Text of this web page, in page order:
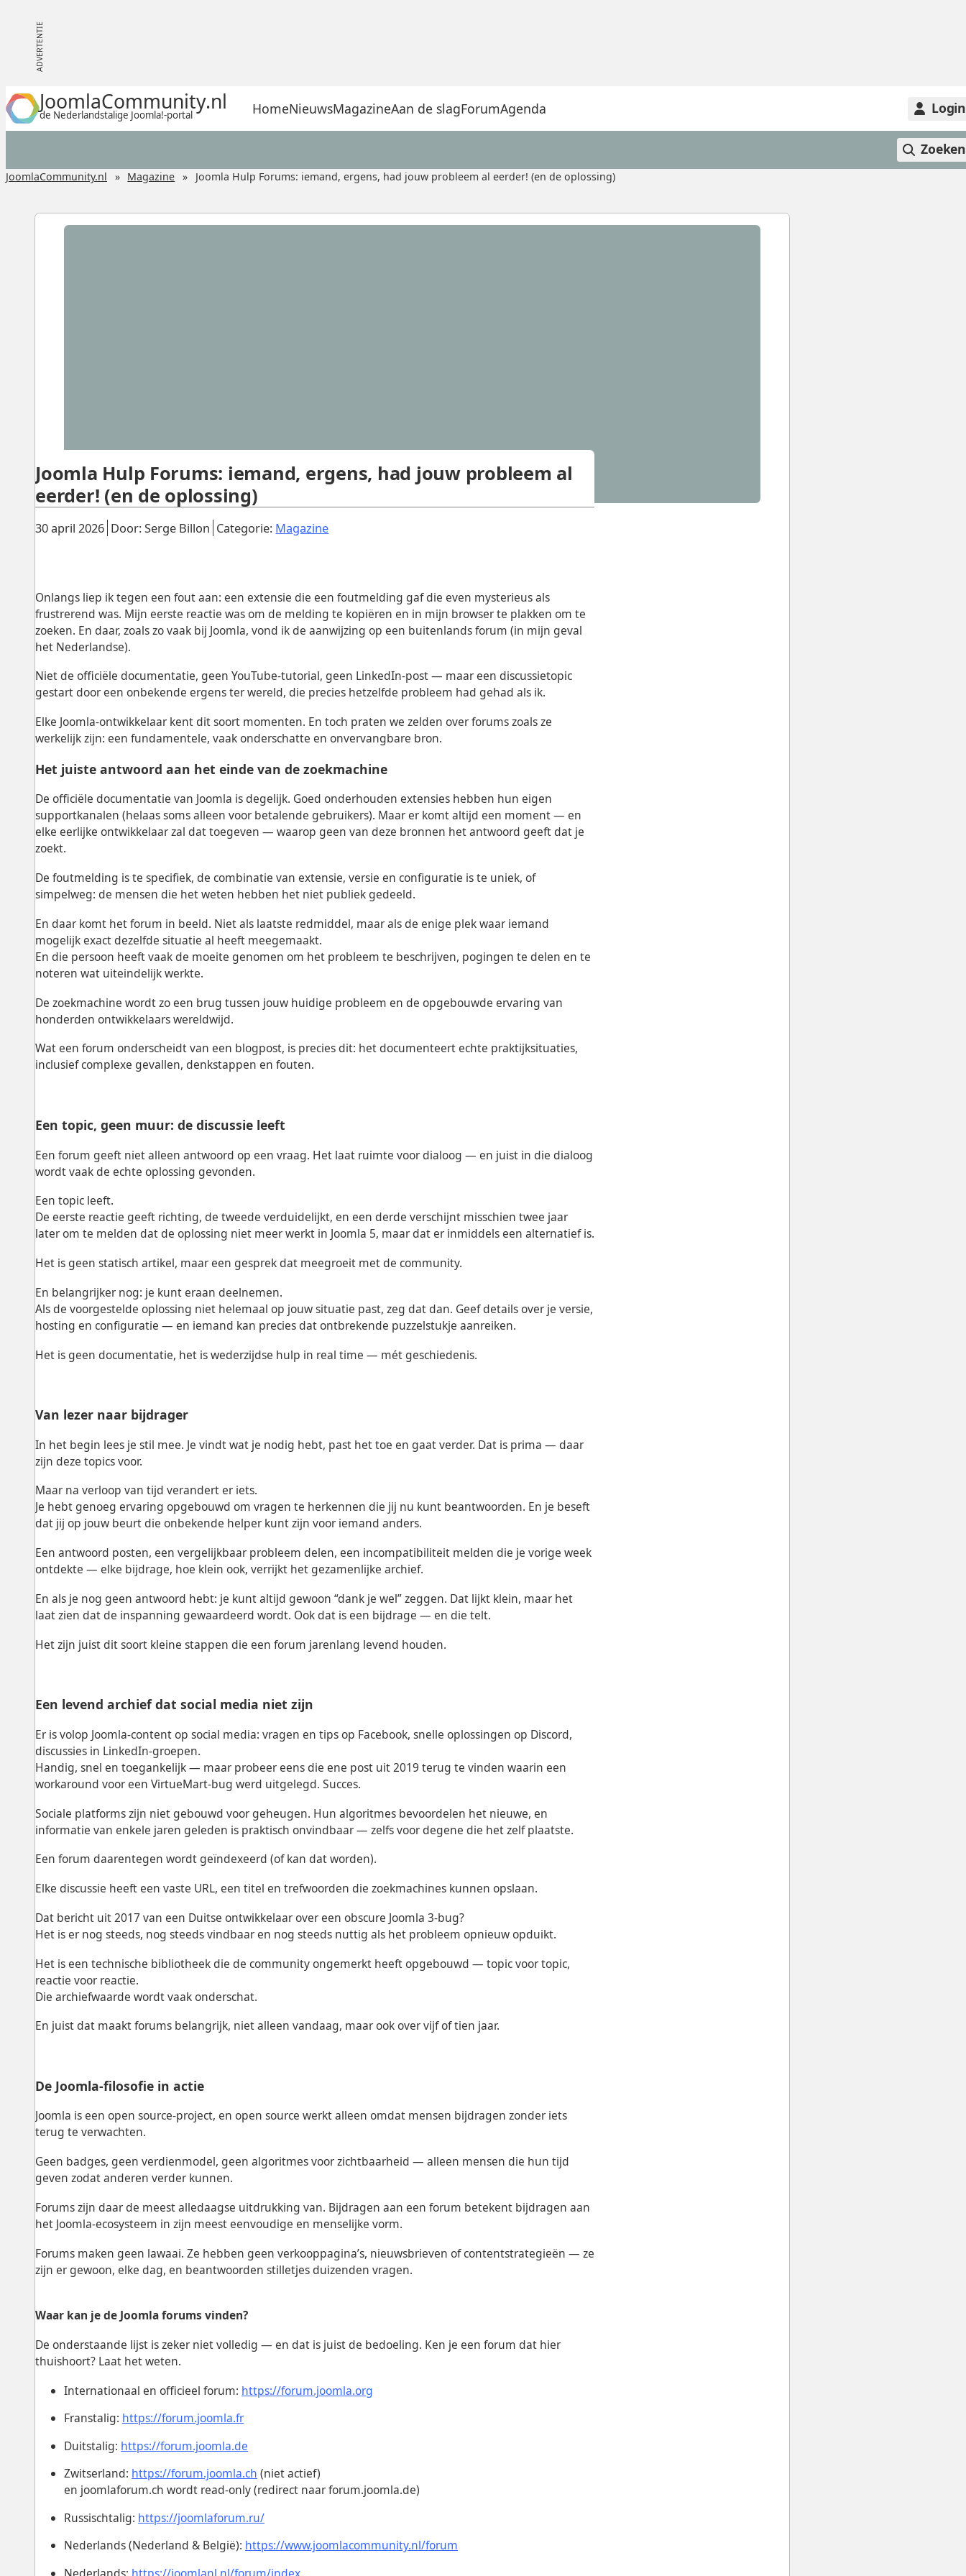
JoomlaCommunity.nl
de Nederlandstalige Joomla!-portal HomeNieuwsMagazineAan de slagForumAgenda Login
Zoeken
JoomlaCommunity.nl Magazine Joomla Hulp Forums: iemand, ergens, had jouw probleem al eerder! (en de oplossing)
Gepubliceerd:
30 april 2026. Door: Serge Billon Categorie: Magazine.
Joomla Hulp Forums: iemand, ergens, had jouw probleem al
eerder! (en de oplossing)
Onlangs liep ik tegen een fout aan: een extensie die een foutmelding gaf die even mysterieus als
frustrerend was. Mijn eerste reactie was om de melding te kopiëren en in mijn browser te plakken om te
zoeken. En daar, zoals zo vaak bij Joomla, vond ik de aanwijzing op een buitenlands forum (in mijn geval
het Nederlandse).
Niet de officiële documentatie, geen YouTube-tutorial, geen LinkedIn-post — maar een discussietopic
gestart door een onbekende ergens ter wereld, die precies hetzelfde probleem had gehad als ik.
Elke Joomla-ontwikkelaar kent dit soort momenten. En toch praten we zelden over forums zoals ze
werkelijk zijn: een fundamentele, vaak onderschatte en onvervangbare bron.
Het juiste antwoord aan het einde van de zoekmachine
De officiële documentatie van Joomla is degelijk. Goed onderhouden extensies hebben hun eigen
supportkanalen (helaas soms alleen voor betalende gebruikers). Maar er komt altijd een moment — en
elke eerlijke ontwikkelaar zal dat toegeven — waarop geen van deze bronnen het antwoord geeft dat je
zoekt.
De foutmelding is te specifiek, de combinatie van extensie, versie en configuratie is te uniek, of
simpelweg: de mensen die het weten hebben het niet publiek gedeeld.
En daar komt het forum in beeld. Niet als laatste redmiddel, maar als de enige plek waar iemand
mogelijk exact dezelfde situatie al heeft meegemaakt.
En die persoon heeft vaak de moeite genomen om het probleem te beschrijven, pogingen te delen en te
noteren wat uiteindelijk werkte.
De zoekmachine wordt zo een brug tussen jouw huidige probleem en de opgebouwde ervaring van
honderden ontwikkelaars wereldwijd.
Wat een forum onderscheidt van een blogpost, is precies dit: het documenteert echte praktijksituaties,
inclusief complexe gevallen, denkstappen en fouten.
Een topic, geen muur: de discussie leeft
Een forum geeft niet alleen antwoord op een vraag. Het laat ruimte voor dialoog — en juist in die dialoog
wordt vaak de echte oplossing gevonden.
Een topic leeft.
De eerste reactie geeft richting, de tweede verduidelijkt, en een derde verschijnt misschien twee jaar
later om te melden dat de oplossing niet meer werkt in Joomla 5, maar dat er inmiddels een alternatief is.
Het is geen statisch artikel, maar een gesprek dat meegroeit met de community.
En belangrijker nog: je kunt eraan deelnemen.
Als de voorgestelde oplossing niet helemaal op jouw situatie past, zeg dat dan. Geef details over je versie,
hosting en configuratie — en iemand kan precies dat ontbrekende puzzelstukje aanreiken.
Het is geen documentatie, het is wederzijdse hulp in real time — mét geschiedenis.
Van lezer naar bijdrager
In het begin lees je stil mee. Je vindt wat je nodig hebt, past het toe en gaat verder. Dat is prima — daar
zijn deze topics voor.
Maar na verloop van tijd verandert er iets.
Je hebt genoeg ervaring opgebouwd om vragen te herkennen die jij nu kunt beantwoorden. En je beseft
dat jij op jouw beurt die onbekende helper kunt zijn voor iemand anders.
Een antwoord posten, een vergelijkbaar probleem delen, een incompatibiliteit melden die je vorige week
ontdekte — elke bijdrage, hoe klein ook, verrijkt het gezamenlijke archief.
En als je nog geen antwoord hebt: je kunt altijd gewoon “dank je wel” zeggen. Dat lijkt klein, maar het
laat zien dat de inspanning gewaardeerd wordt. Ook dat is een bijdrage — en die telt.
Het zijn juist dit soort kleine stappen die een forum jarenlang levend houden.
Een levend archief dat social media niet zijn
Er is volop Joomla-content op social media: vragen en tips op Facebook, snelle oplossingen op Discord,
discussies in LinkedIn-groepen.
Handig, snel en toegankelijk — maar probeer eens die ene post uit 2019 terug te vinden waarin een
workaround voor een VirtueMart-bug werd uitgelegd. Succes.
Sociale platforms zijn niet gebouwd voor geheugen. Hun algoritmes bevoordelen het nieuwe, en
informatie van enkele jaren geleden is praktisch onvindbaar — zelfs voor degene die het zelf plaatste.
Een forum daarentegen wordt geïndexeerd (of kan dat worden).
Elke discussie heeft een vaste URL, een titel en trefwoorden die zoekmachines kunnen opslaan.
Dat bericht uit 2017 van een Duitse ontwikkelaar over een obscure Joomla 3-bug?
Het is er nog steeds, nog steeds vindbaar en nog steeds nuttig als het probleem opnieuw opduikt.
Het is een technische bibliotheek die de community ongemerkt heeft opgebouwd — topic voor topic,
reactie voor reactie.
Die archiefwaarde wordt vaak onderschat.
En juist dat maakt forums belangrijk, niet alleen vandaag, maar ook over vijf of tien jaar.
De Joomla-filosofie in actie
Joomla is een open source-project, en open source werkt alleen omdat mensen bijdragen zonder iets
terug te verwachten.
Geen badges, geen verdienmodel, geen algoritmes voor zichtbaarheid — alleen mensen die hun tijd
geven zodat anderen verder kunnen.
Forums zijn daar de meest alledaagse uitdrukking van. Bijdragen aan een forum betekent bijdragen aan
het Joomla-ecosysteem in zijn meest eenvoudige en menselijke vorm.
Forums maken geen lawaai. Ze hebben geen verkooppagina’s, nieuwsbrieven of contentstrategieën — ze
zijn er gewoon, elke dag, en beantwoorden stilletjes duizenden vragen.
Waar kan je de Joomla forums vinden?
De onderstaande lijst is zeker niet volledig — en dat is juist de bedoeling. Ken je een forum dat hier
thuishoort? Laat het weten.
Internationaal en officieel forum: https://forum.joomla.org
Franstalig: https://forum.joomla.fr
Duitstalig: https://forum.joomla.de
Zwitserland: https://forum.joomla.ch (niet actief)
en joomlaforum.ch wordt read-only (redirect naar forum.joomla.de)
Russischtalig: https://joomlaforum.ru/
Nederlands (Nederland & België): https://www.joomlacommunity.nl/forum